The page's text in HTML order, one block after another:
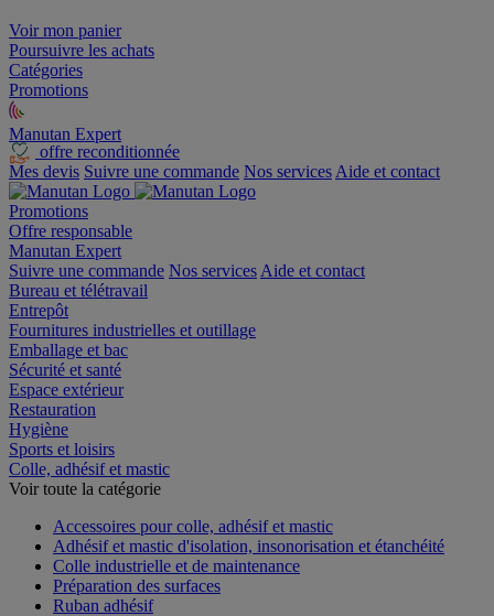
Voir mon panier
Poursuivre les achats
Catégories
Promotions
Manutan Expert
offre reconditionnée
Mes devis Suivre une commande Nos services Aide et contact
Promotions
Offre responsable
Manutan Expert
Suivre une commande Nos services Aide et contact
Bureau et télétravail
Entrepôt
Fournitures industrielles et outillage
Emballage et bac
Sécurité et santé
Espace extérieur
Restauration
Hygiène
Sports et loisirs
Colle, adhésif et mastic
Voir toute la catégorie
Accessoires pour colle, adhésif et mastic
Adhésif et mastic d'isolation, insonorisation et étanchéité
Colle industrielle et de maintenance
Préparation des surfaces
Ruban adhésif